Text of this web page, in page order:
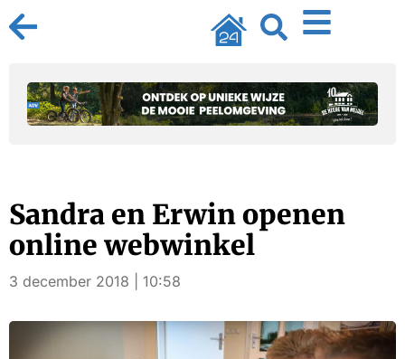
Sandra en Erwin openen
online webwinkel
3 december 2018 | 10:58